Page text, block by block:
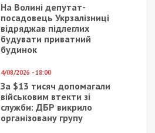
На Волині депутат-
посадовець Укрзалізниці
відряджав підлеглих
будувати приватний
будинок
4/08/2026 - 18:00
За $13 тисяч допомагали
військовим втекти зі
служби: ДБР викрило
організовану групу